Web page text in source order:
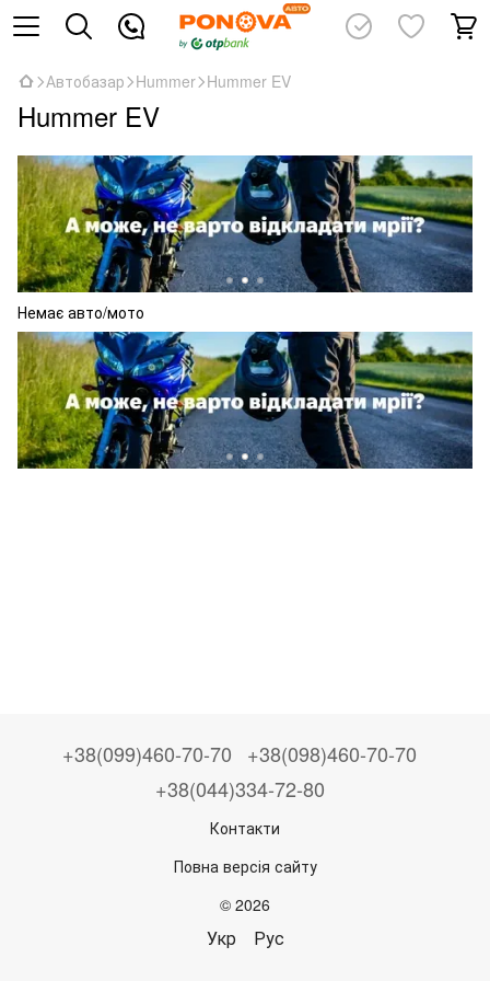
Автобазар Hummer Hummer EV
Hummer EV
Немає авто/мото
+38(099)460-70-70
+38(098)460-70-70
+38(044)334-72-80
Контакти
Повна версія сайту
© 2026
Укр Рус